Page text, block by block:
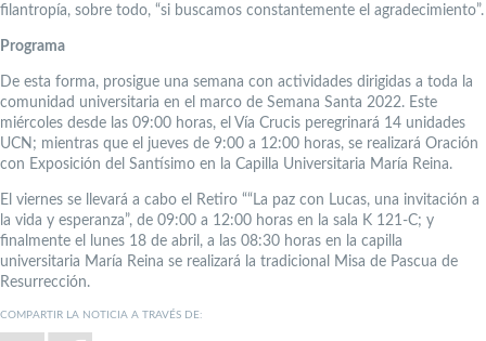
filantropía, sobre todo, “si buscamos constantemente el agradecimiento”.
Programa
De esta forma, prosigue una semana con actividades dirigidas a toda la
comunidad universitaria en el marco de Semana Santa 2022. Este
miércoles desde las 09:00 horas, el Vía Crucis peregrinará 14 unidades
UCN; mientras que el jueves de 9:00 a 12:00 horas, se realizará Oración
con Exposición del Santísimo en la Capilla Universitaria María Reina.
El viernes se llevará a cabo el Retiro ““La paz con Lucas, una invitación a
la vida y esperanza”, de 09:00 a 12:00 horas en la sala K 121-C; y
finalmente el lunes 18 de abril, a las 08:30 horas en la capilla
universitaria María Reina se realizará la tradicional Misa de Pascua de
Resurrección.
COMPARTIR LA NOTICIA A TRAVÉS DE: